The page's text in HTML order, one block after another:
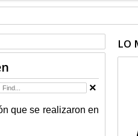
que se realizaron en
LO